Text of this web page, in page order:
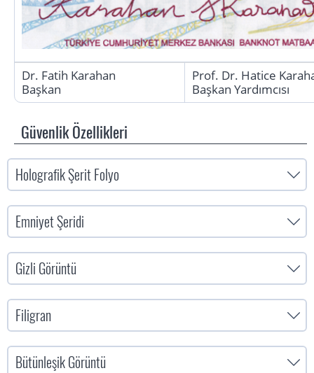
Dr. Fatih Karahan
Başkan
Prof. Dr. Hatice
Başkan Yardımcısı
Güvenlik Özellikleri
Holografik Şerit Folyo
Emniyet Şeridi
Gizli Görüntü
Filigran
Bütünleşik Görüntü